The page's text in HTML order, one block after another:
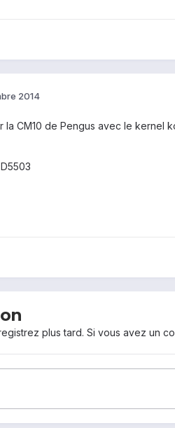
2014
la CM10 de Pengus avec le kernel
plus tard. Si vous avez un